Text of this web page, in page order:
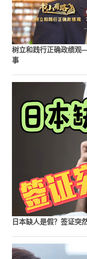
树立和践行正确政绩
事
日本缺人是假？签证突